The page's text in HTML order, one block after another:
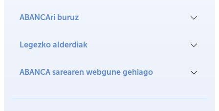
ABANCAri buruz
Legezko alderdiak
ABANCA sarearen webgune gehiago